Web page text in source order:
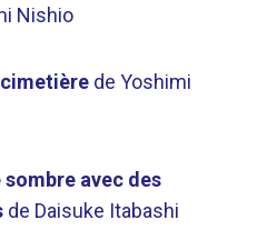
Nishio
de Yoshimi
avec des
de Daisuke Itabashi